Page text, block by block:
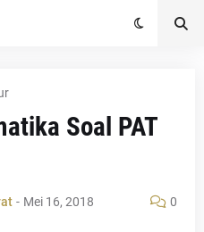
Soal PAT
- Mei 16, 2018 0